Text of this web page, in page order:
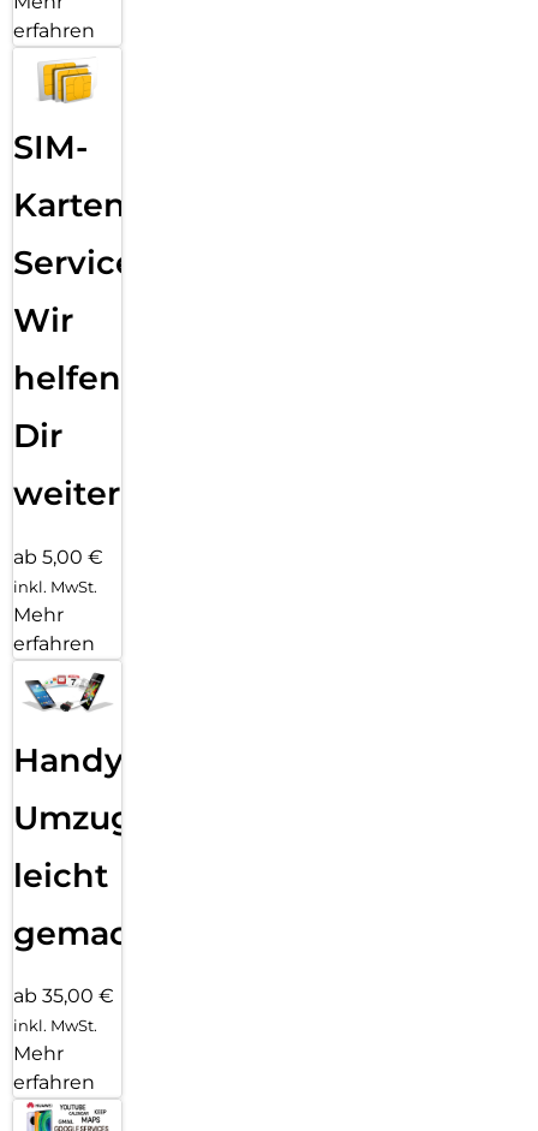
erfahren
SIM-
Karten
Service:
Wir
helfen
Dir
weiter
ab 5,00 €
inkl. MwSt.
Mehr
erfahren
Handy
Umzug
leicht
gemacht!
ab 35,00 €
inkl. MwSt.
Mehr
erfahren